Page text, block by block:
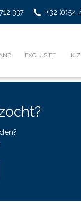
+32 (0)54
337
EXCLUSIEF IK